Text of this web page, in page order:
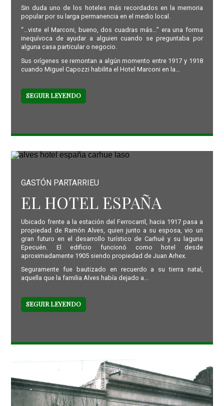
Sin duda uno de los hoteles más recordados en la memoria
popular por su larga permanencia en el medio local.
“…viste el Marconi, bueno, dos cuadras más…” era una forma
inequívoca de ayudar a alguien cuando se preguntaba por
alguna casa particular o negocio.
Sus orígenes se remontan a algún momento entre 1917 y 1918
cuando Miguel Capozzi habilita el Hotel Marconi en la...
SEGUIR LEYENDO
GASTÓN PARTARRIEU
EL HOTEL ESPAÑA
Ubicado frente a la estación del Ferrocarril, hacia 1917 pasa a
propiedad de Ramón Alves, quien junto a su esposa, vio un
gran futuro en el desarrollo turístico de Carhué y su laguna
Epecuén. El edificio funcionó como hotel desde
aproximadamente 1905 siendo propiedad de Juan Arhex.
Seguramente fue bautizado en recuerdo a su tierra natal,
aquella que la familia Alves había dejado a...
SEGUIR LEYENDO